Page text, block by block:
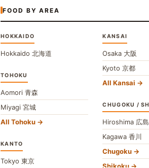
FOOD BY AREA
HOKKAIDO
Hokkaido 北海道
TOHOKU
Aomori 青森
Miyagi 宮城
All Tohoku
KANTO
Tokyo 東京
KANSAI
Osaka 大阪
Kyoto京都
All Kansai
CHUGOKU /
Hiroshima 広島
Kagawa香川
Chugoku
Shikoku